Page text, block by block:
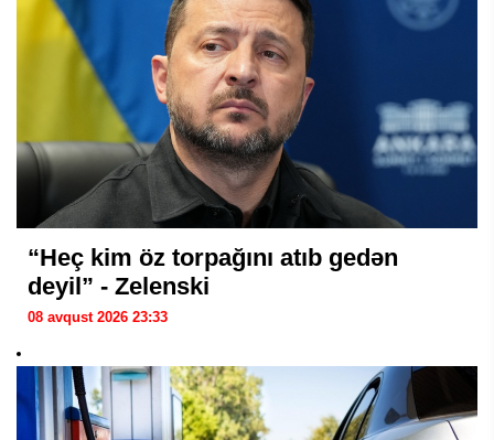
“Heç kim öz torpağını atıb gedən
deyil” - Zelenski
08 avqust 2026 23:33